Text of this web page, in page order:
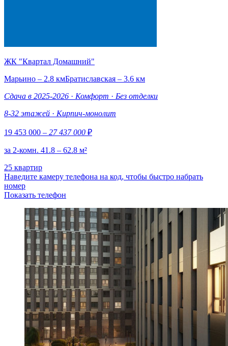
ЖК "Квартал Домашний"
Марьино – 2.8 кмБратиславская – 3.6 км
Сдача в 2025-2026 · Комфорт · Без отделки
8-32 этажей · Кирпич-монолит
19 453 000 – 27 437 000 ₽
за 2-комн. 41.8 – 62.8 м²
25 квартир
Наведите камеру телефона на код, чтобы быстро набрать
номер
Показать телефон